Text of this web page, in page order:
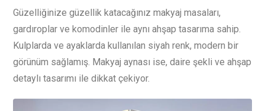
Güzelliğinize güzellik katacağınız makyaj masaları,
gardıroplar ve komodinler ile aynı ahşap tasarıma sahip.
Kulplarda ve ayaklarda kullanılan siyah renk, modern bir
görünüm sağlamış. Makyaj aynası ise, daire şekli ve ahşap
detaylı tasarımı ile dikkat çekiyor.